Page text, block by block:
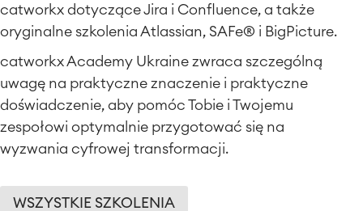
catworkx dotyczące Jira i Confluence, a także
oryginalne szkolenia Atlassian, SAFe® i BigPicture.
catworkx Academy Ukraine zwraca szczególną
uwagę na praktyczne znaczenie i praktyczne
doświadczenie, aby pomóc Tobie i Twojemu
zespołowi optymalnie przygotować się na
wyzwania cyfrowej transformacji.
WSZYSTKIE SZKOLENIA